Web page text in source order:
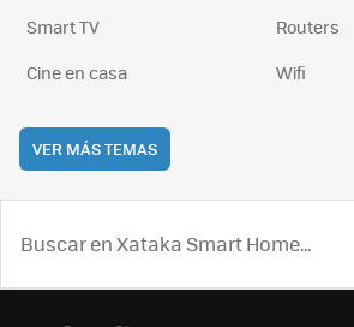
Smart TV
Routers
Cine en casa
Wifi
VER MÁS TEMAS